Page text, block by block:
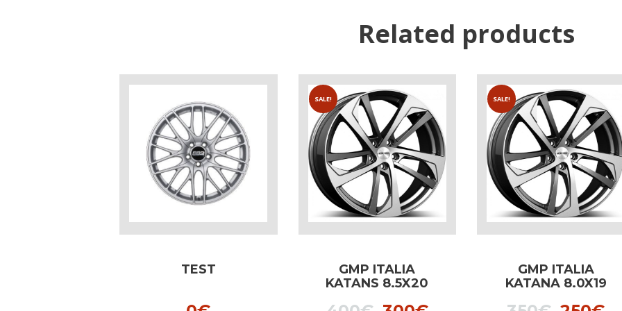
Related products
TEST
SALE!
GMP ITALIA
KATANS 8.5X20
SALE!
GMP ITALIA
KATANA 8.0X19